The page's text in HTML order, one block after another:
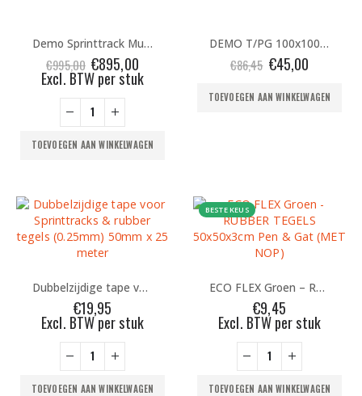
Demo Sprinttrack Multiplay PRO 10x2m Rood
€995,00 Oorspronkelijke
prijs
was:
€995,00.
€895,00Huidige
prijs
is:
Excl. BTW per stuk
TOEVOEGEN AAN WINKELWAGEN
DEMO T/PG 100x100x7,5 – GROEN (pen & gat) ZONDER SCHIJNVOEG
€86,45 Oorspronkelijke
prijs
was:
€86,45.
€45,00
is:
€45,00.
TOEVOEGEN AAN WINKELWAGEN
Dubbelzijdige tape voor Sprinttracks & rubber tegels (0.25mm) 50mm x 25 meter
€19,95
Excl. BTW per stuk
TOEVOEGEN AAN WINKELWAGEN
BESTE KEUS
ECO FLEX Groen – RUBBER TEGELS 50x50x3cm Pen & Gat (MET NOP)
€9,45
Excl. BTW per stuk
TOEVOEGEN AAN WINKELWAGEN